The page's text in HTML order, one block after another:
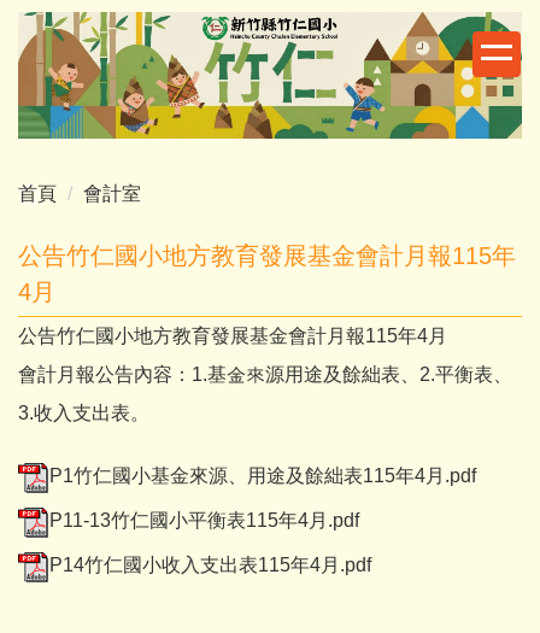
跳
到
要
內
區
首頁 會計室
公告竹仁國小地方教育發展基金會計月報115年
4月
公告竹仁國小地方教育發展基金會計月報115年4月
會計月報公告內容：1.基金來源用途及餘絀表、2.平衡表、
3.收入支出表。
P1竹仁國小基金來源、用途及餘絀表115年4月.pdf
P11-13竹仁國小平衡表115年4月.pdf
P14竹仁國小收入支出表115年4月.pdf